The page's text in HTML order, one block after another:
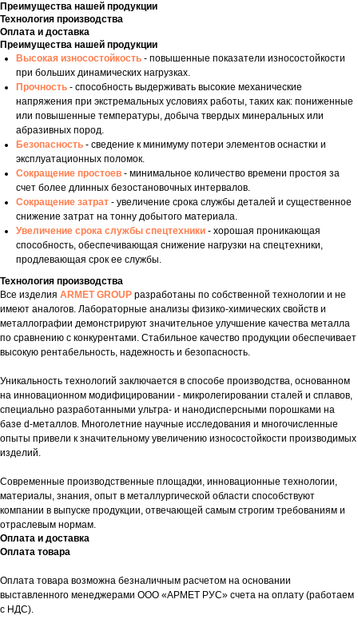
Преимущества нашей продукции
Технология производства
Оплата и доставка
Преимущества нашей продукции
Высокая износостойкость - повышенные показатели износостойкости
при больших динамических нагрузках.
Прочность - способность выдерживать высокие механические
напряжения при экстремальных условиях работы, таких как: пониженные
или повышенные температуры, добыча твердых минеральных или
абразивных пород.
Безопасность - сведение к минимуму потери элементов оснастки и
эксплуатационных поломок.
Сокращение простоев - минимальное количество времени простоя за
счет более длинных безостановочных интервалов.
Сокращение затрат - увеличение срока службы деталей и существенное
снижение затрат на тонну добытого материала.
Увеличение срока службы спецтехники - хорошая проникающая
способность, обеспечивающая снижение нагрузки на спецтехники,
продлевающая срок ее службы.
Технология производства
Все изделия ARMET GROUP разработаны по собственной технологии и не
имеют аналогов. Лабораторные анализы физико-химических свойств и
металлографии демонстрируют значительное улучшение качества металла
по сравнению с конкурентами. Стабильное качество продукции обеспечивает
высокую рентабельность, надежность и безопасность.
Уникальность технологий заключается в способе производства, основанном
на инновационном модифицировании - микролегировании сталей и сплавов,
специально разработанными ультра- и нанодисперсными порошками на
базе d-металлов. Многолетние научные исследования и многочисленные
опыты привели к значительному увеличению износостойкости производимых
изделий.
Современные производственные площадки, инновационные технологии,
материалы, знания, опыт в металлургической области способствуют
компании в выпуске продукции, отвечающей самым строгим требованиям и
отраслевым нормам.
Оплата и доставка
Оплата товара
Оплата товара возможна безналичным расчетом на основании
выставленного менеджерами ООО «АРМЕТ РУС» счета на оплату (работаем
с НДС).